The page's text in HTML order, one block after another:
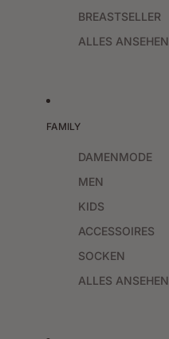
BREASTSELLER
ALLES ANSEHEN
FAMILY
DAMENMODE
MEN
KIDS
ACCESSOIRES
SOCKEN
ALLES ANSEHEN